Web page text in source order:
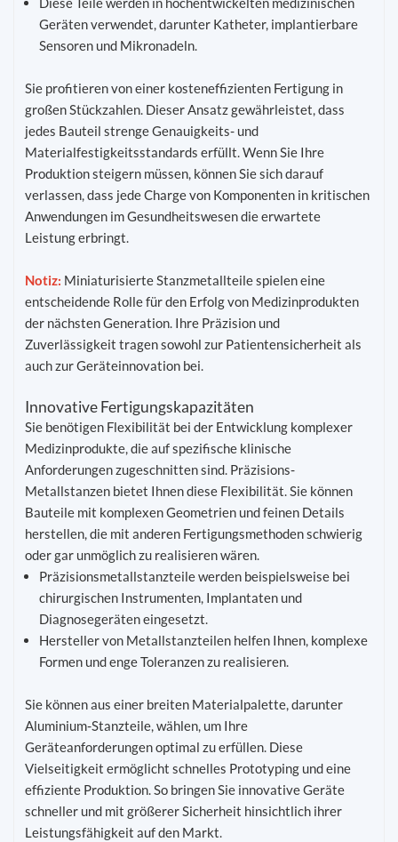
Geräten verwendet, darunter Katheter, implantierbare
Sensoren und Mikronadeln.
Sie profitieren von einer kosteneffizienten Fertigung in
großen Stückzahlen. Dieser Ansatz gewährleistet, dass
jedes Bauteil strenge Genauigkeits- und
Materialfestigkeitsstandards erfüllt. Wenn Sie Ihre
Produktion steigern müssen, können Sie sich darauf
verlassen, dass jede Charge von Komponenten in kritischen
Anwendungen im Gesundheitswesen die erwartete
Leistung erbringt.
Notiz: Miniaturisierte Stanzmetallteile spielen eine
entscheidende Rolle für den Erfolg von Medizinprodukten
der nächsten Generation. Ihre Präzision und
Zuverlässigkeit tragen sowohl zur Patientensicherheit als
auch zur Geräteinnovation bei.
Innovative Fertigungskapazitäten
Sie benötigen Flexibilität bei der Entwicklung komplexer
Medizinprodukte, die auf spezifische klinische
Anforderungen zugeschnitten sind. Präzisions-
Metallstanzen bietet Ihnen diese Flexibilität. Sie können
Bauteile mit komplexen Geometrien und feinen Details
herstellen, die mit anderen Fertigungsmethoden schwierig
oder gar unmöglich zu realisieren wären.
Präzisionsmetallstanzteile werden beispielsweise bei
chirurgischen Instrumenten, Implantaten und
Diagnosegeräten eingesetzt.
Hersteller von Metallstanzteilen helfen Ihnen, komplexe
Formen und enge Toleranzen zu realisieren.
Sie können aus einer breiten Materialpalette, darunter
Aluminium-Stanzteile, wählen, um Ihre
Geräteanforderungen optimal zu erfüllen. Diese
Vielseitigkeit ermöglicht schnelles Prototyping und eine
effiziente Produktion. So bringen Sie innovative Geräte
schneller und mit größerer Sicherheit hinsichtlich ihrer
Leistungsfähigkeit auf den Markt.